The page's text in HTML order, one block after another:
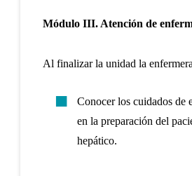
Módulo III. Atención de
Al finalizar la unidad la
Conocer los cuidados de
en la preparación del
hepático.